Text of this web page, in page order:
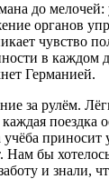
до мелочей:
органов
чувство
в каждом
Германией.
за рулём.
поездка
приносит
Нам бы
и знали,